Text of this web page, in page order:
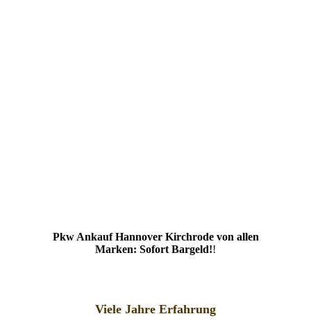
Pkw Ankauf Hannover Kirchrode von allen
Marken: Sofort Bargeld!!
Viele Jahre Erfahrung